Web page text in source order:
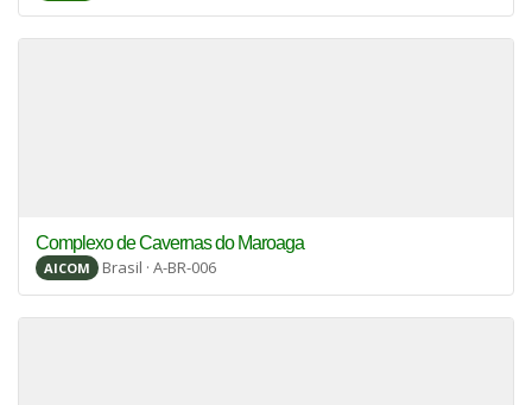
Complexo de Cavernas do Maroaga
AICOM Brasil · A-BR-006